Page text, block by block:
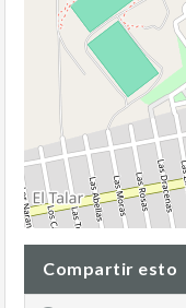
Compartir esto